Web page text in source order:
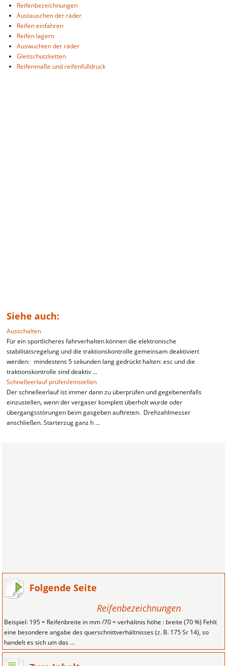
Reifenbezeichnungen
Austauschen der räder
Reifen einfahren
Reifen lagern
Auswuchten der räder
Gleitschutzketten
Reifenmaße und reifenfülldruck
Siehe auch:
Ausschalten
Für ein sportlicheres fahrverhalten können die elektronische
stabilitätsregelung und die traktionskontrolle gemeinsam deaktiviert
werden: mindestens 5 sekunden lang gedrückt halten: esc und die
traktionskontrolle sind deaktiv ...
Schnelleerlauf prüfen/einstellen
Der schnelleerlauf ist immer dann zu überprüfen und gegebenenfalls
einzustellen, wenn der vergaser komplett überholt wurde oder
übergangsstörungen beim gasgeben auftreten. Drehzahlmesser
anschließen. Starterzug ganz h ...
Folgende Seite
Reifenbezeichnungen
Beispiel: 195 = Reifenbreite in mm /70 = verhältnis höhe : breite (70 %) Fehlt
eine besondere angabe des querschnittverhältnisses (z. B. 175 Sr 14), so
handelt es sich um das ...